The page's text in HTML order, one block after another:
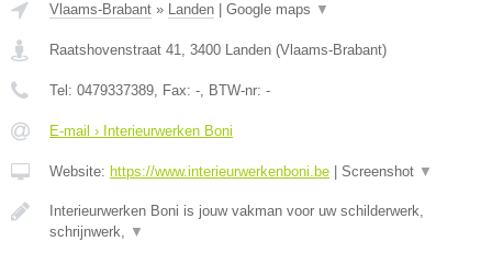
Vlaams-Brabant » Landen Google maps ▼
Raatshovenstraat 41, 3400 Landen (Vlaams-Brabant)
Tel: 0479337389, Fax: -, BTW-nr: -
E-mail › Interieurwerken Boni
Website: https://www.interieurwerkenboni.be Screenshot ▼
Interieurwerken Boni is jouw vakman voor uw schilderwerk,
schrijnwerk, ▼